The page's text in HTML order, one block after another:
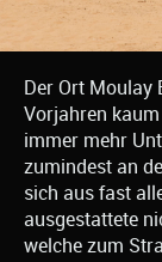
Der Ort Moulay
Vorjahren
immer mehr
zumindest an
sich aus fast
ausgestattete
welche zum